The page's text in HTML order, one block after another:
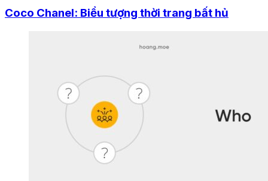
Coco Chanel: Biểu tượng thời trang bất hủ